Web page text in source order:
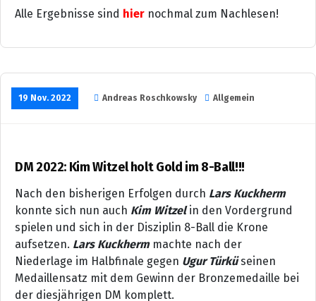
Alle Ergebnisse sind hier nochmal zum Nachlesen!
19 Nov. 2022 Andreas Roschkowsky Allgemein
DM 2022: Kim Witzel holt Gold im 8-Ball!!!
Nach den bisherigen Erfolgen durch Lars Kuckherm
konnte sich nun auch Kim Witzelin den Vordergrund
spielen und sich in der Disziplin 8-Ball die Krone
aufsetzen. Lars Kuckhermmachte nach der
Niederlage im Halbfinale gegen Ugur Türküseinen
Medaillensatz mit dem Gewinn der Bronzemedaille bei
der diesjährigen DM komplett.